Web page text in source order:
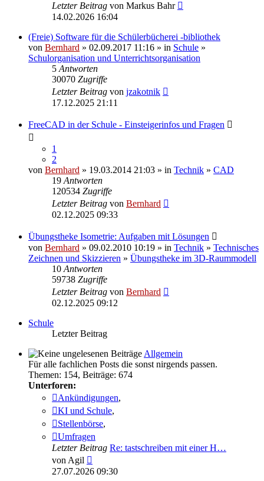
Letzter Beitrag von Markus Bahr
14.02.2026 16:04
(Freie) Software für die Schülerbücherei -bibliothek
von Bernhard » 02.09.2017 11:16 » in Schule »
Schulorganisation und Unterrichtsorganisation
5Antworten
30070 Zugriffe
Letzter Beitrag von jzakotnik
17.12.2025 21:11
FreeCAD in der Schule - Einsteigerinfos und Fragen
1
2
von Bernhard » 19.03.2014 21:03 » in Technik » CAD
19Antworten
120534 Zugriffe
Letzter Beitrag von Bernhard
02.12.2025 09:33
Übungstheke Isometrie: Aufgaben mit Lösungen
von Bernhard » 09.02.2010 10:19 » in Technik » Technisches
Zeichnen und Skizzieren » Übungstheke im 3D-Raummodell
10Antworten
59738 Zugriffe
Letzter Beitrag von Bernhard
02.12.2025 09:12
Schule
Letzter Beitrag
Allgemein
Für alle fachlichen Posts die sonst nirgends passen.
Themen: 154, Beiträge: 674
Unterforen:
Ankündigungen,
KI und Schule,
Stellenbörse,
Umfragen
Letzter Beitrag Re: tastschreiben mit einer H…
vonAgil
Beitrag
27.07.2026 09:30